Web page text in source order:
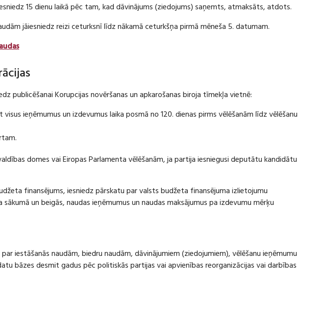
15 dienu laikā pēc tam, kad dāvinājums (ziedojums) saņemts, atmaksāts, atdots.
jāiesniedz reizi ceturksnī līdz nākamā ceturkšņa pirmā mēneša 5. datumam.
publicēšanai Korupcijas novēršanas un apkarošanas biroja tīmekļa vietnē:
ieņēmumus un izdevumus laika posmā no 120. dienas pirms vēlēšanām līdz vēlēšanu
domes vai Eiropas Parlamenta vēlēšanām, ja partija iesniegusi deputātu kandidātu
finansējums, iesniedz pārskatu par valsts budžeta finansējuma izlietojumu
un beigās, naudas ieņēmumus un naudas maksājumus pa izdevumu mērķu
iestāšanās naudām, biedru naudām, dāvinājumiem (ziedojumiem), vēlēšanu ieņēmumu
bāzes desmit gadus pēc politiskās partijas vai apvienības reorganizācijas vai darbības